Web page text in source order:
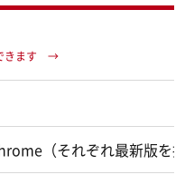
（それぞれ最新版を